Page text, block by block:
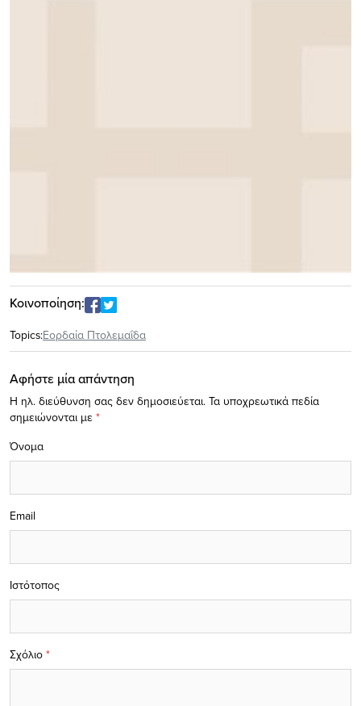
Κοινοποίηση:
Topics:Εορδαία Πτολεμαΐδα
Αφήστε μία απάντηση
Η ηλ. διεύθυνση σας δεν δημοσιεύεται. Τα υποχρεωτικά πεδία
σημειώνονται με *
Σχόλιο *
Όνομα
Email
Ιστότοπος